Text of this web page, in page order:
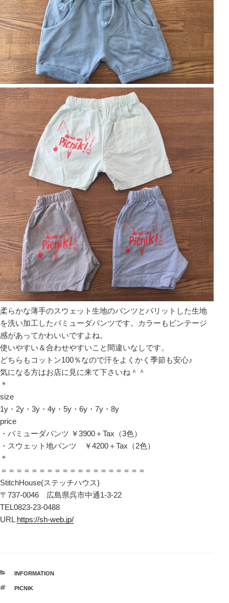
柔らかな薄手のスウェット生地のパンツとパリットした生地
を洗い加工したバミューダパンツです。カラーもビンテージ
感があってかわいいですよね。
使いやすい＆合わせやすいこと間違いなしです。
どちらもコットン100％なので汗をよくかく季節も安心♪
気になる方はお店に見に来て下さいね＾＾
＊
size
1y・2y・3y・4y・5y・6y・7y・8y
price
・バミューダパンツ ￥3900＋Tax（3色）
・スウェット地パンツ ￥4200＋Tax（2色）
＊
＝＝＝＝＝＝＝＝＝＝＝＝＝＝＝＝＝＝＝
StitchHouse(ステッチハウス)
〒737-0046 広島県呉市中通1-3-22
TEL0823-23-0488
URL https://sh-web.jp/
カ
ゴ
INFORMATION
タ
PICNIK